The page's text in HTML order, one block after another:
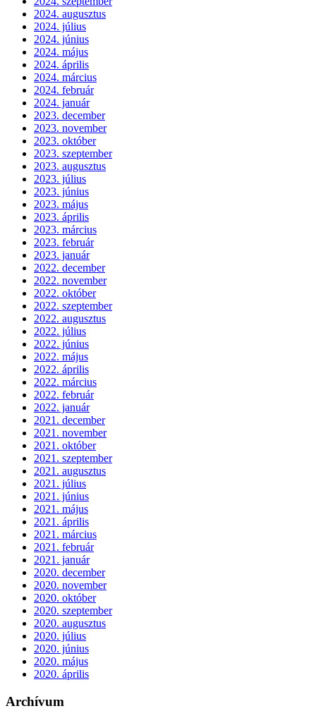
2024. augusztus
2024. július
2024. június
2024. május
2024. április
2024. március
2024. február
2024. január
2023. december
2023. november
2023. október
2023. szeptember
2023. augusztus
2023. július
2023. június
2023. május
2023. április
2023. március
2023. február
2023. január
2022. december
2022. november
2022. október
2022. szeptember
2022. augusztus
2022. július
2022. június
2022. május
2022. április
2022. március
2022. február
2022. január
2021. december
2021. november
2021. október
2021. szeptember
2021. augusztus
2021. július
2021. június
2021. május
2021. április
2021. március
2021. február
2021. január
2020. december
2020. november
2020. október
2020. szeptember
2020. augusztus
2020. július
2020. június
2020. május
2020. április
Archívum